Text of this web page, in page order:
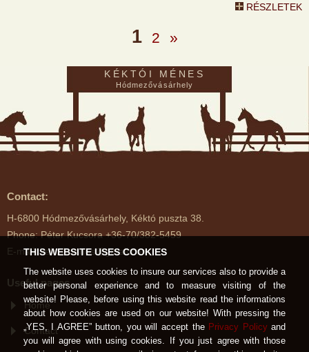
RÉSZLETEK
1 2 »
KÉKTÓI MÉNES
Hódmezővásárhely
Contact:
H-6800 Hódmezővásárhely, Kéktó puszta 38.
Phone: Péter Kucsora +36-70/382-5459
E-mail: kektoimenes@gmail.com
Useful pages
Home
Contact
THIS WEBSITE USES COOKIES
The website uses cookies to insure our services also to provide a
better personal experience and to measure visiting of the
website! Please, before using this website read the informations
about how cookies are used on our website! With pressing the
„YES, I AGREE” button, you will accept the Privacy Policyand
you will agree with using cookies. If you just agree with those